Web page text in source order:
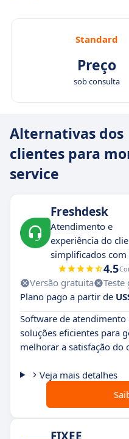
Standard
Preço
sob consulta
Alternativas dos
clientes para
service
Freshdesk
Atendimento e
experiência do
simplificados com
4.5
Versão gratuita
Plano pago a partir de
Software de
soluções eficientes para
melhorar a satisfação do
Veja mais detalhes